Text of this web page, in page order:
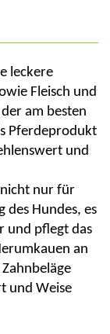
leckere
Fleisch und
am besten
Pferdeprodukt
und
nur für
des Hundes, es
und pflegt das
an
und Weise